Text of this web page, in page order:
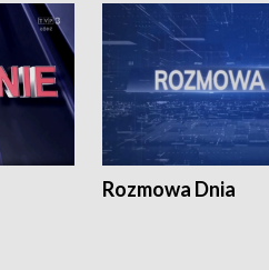
Rozmowa Dnia